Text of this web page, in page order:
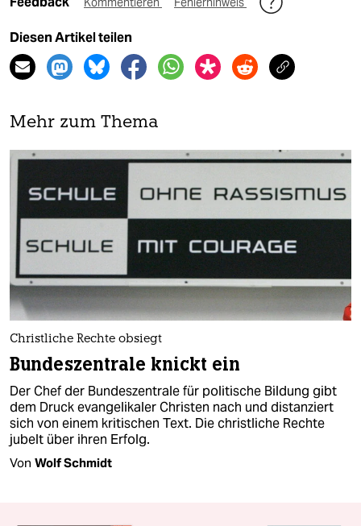
Diesen Artikel teilen
Mehr zum Thema
Christliche Rechte obsiegt
Bundeszentrale knickt ein
Der Chef der Bundeszentrale für politische Bildung gibt
dem Druck evangelikaler Christen nach und distanziert
sich von einem kritischen Text. Die christliche Rechte
jubelt über ihren Erfolg.
Von Wolf Schmidt